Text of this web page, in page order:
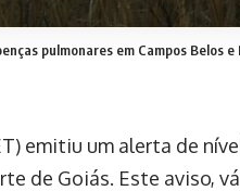
pulmonares em Campos Belos
emitiu um alerta de
de Goiás. Este aviso,